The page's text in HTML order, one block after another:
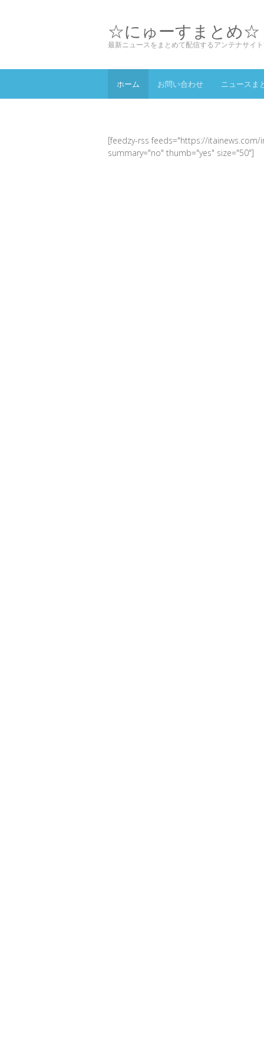
☆にゅーすまとめ☆
最新ニュースをまとめて配信するアンテナサイ
ホーム お問い合わせ ニュースま
[feedzy-rss feeds="https://
summary="no" thumb="yes" size="50"]